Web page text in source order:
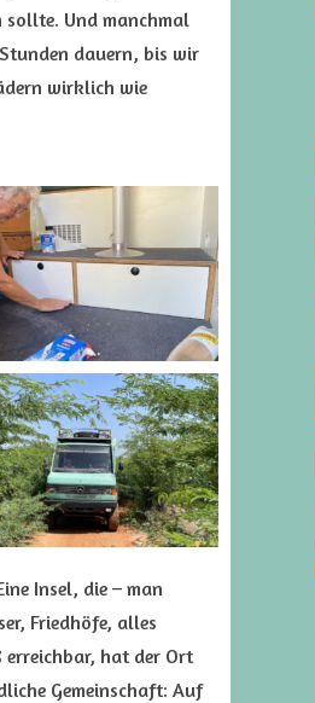
Und manchmal
dauern, bis wir
wirklich wie
Insel, die – man
Friedhöfe, alles
erreichbar, hat der Ort
Gemeinschaft: Auf